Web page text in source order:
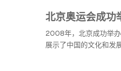
北京奥运会成功
2008年，北京成功举
展示了中国的文化和发